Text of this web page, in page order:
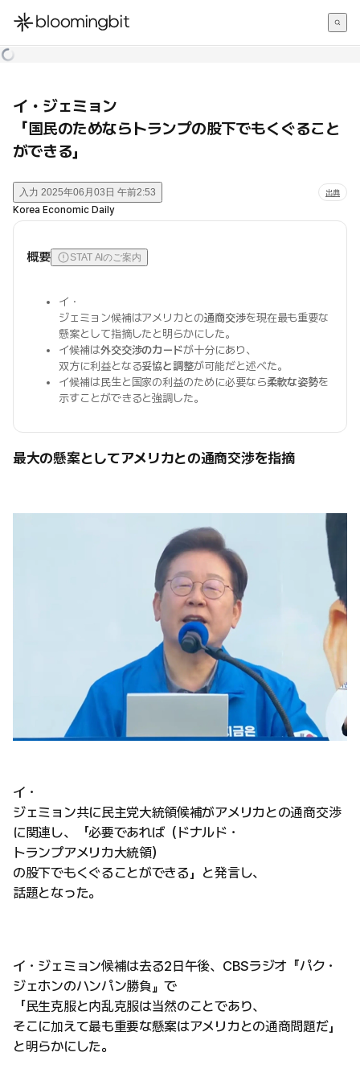
한국어
イ・ジェミョン
「国民のためならトランプの股下でもくぐること
ができる」
入力 2025年06月03日 午前2:53 出典
Korea Economic Daily
概要 STAT AIのご案内
イ・
ジェミョン候補はアメリカとの通商交渉を現在最も重要な
懸案として指摘したと明らかにした。
イ候補は外交交渉のカードが十分にあり、
双方に利益となる妥協と調整が可能だと述べた。
イ候補は民生と国家の利益のために必要なら柔軟な姿勢を
示すことができると強調した。
最大の懸案としてアメリカとの通商交渉を指摘
イ・
ジェミョン共に民主党大統領候補がアメリカとの通商交渉
に関連し、「必要であれば（ドナルド・
トランプアメリカ大統領）
の股下でもくぐることができる」と発言し、
話題となった。
イ・ジェミョン候補は去る2日午後、CBSラジオ『パク・
ジェホンのハンパン勝負』で
「民生克服と内乱克服は当然のことであり、
そこに加えて最も重要な懸案はアメリカとの通商問題だ」
と明らかにした。